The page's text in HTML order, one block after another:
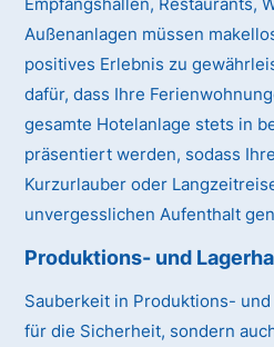
Außenanlagen müssen
positives Erlebnis zu
dafür, dass Ihre
gesamte Hotelanlage stets in
präsentiert werden, sodass
Kurzurlauber oder
unvergesslichen Aufenthalt
Produktions- und
Sauberkeit in Produktions-
für die Sicherheit, sondern